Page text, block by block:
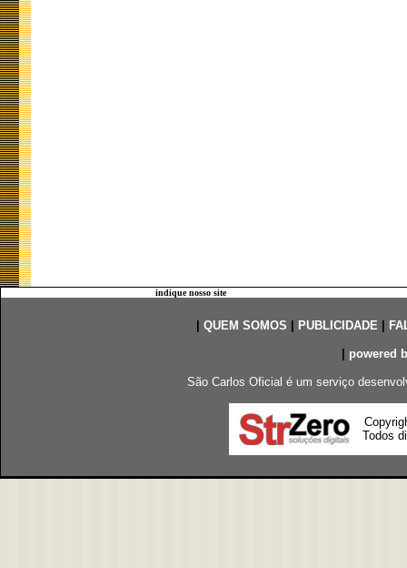
indique nosso site
QUEM SOMOS PUBLICIDADE|
powered
São Carlos Oficial é um serviço
Todos